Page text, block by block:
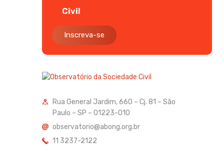
Civil
Inscreva-se
Rua General Jardim, 660 – Cj. 81 – São
Paulo – SP – 01223-010
observatorio@abong.org.br
11 3237-2122